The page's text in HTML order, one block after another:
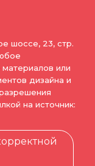
шоссе, 23, стр.
или
дизайна и
на источник: